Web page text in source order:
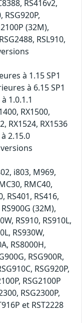
RS416v2,
RSG920P,
(32M),
RSL910,
à 1.15 SP1
à 6.15 SP1
1.0.1.1
RX1500,
RX1524, RX1536
2.15.0
i803, M969,
RMC40,
RS401, RS416,
(32M),
RS910, RS910L,
RS930W,
RS8000H,
RSG900R,
RSG920P,
RSG2100P
RSG2300P,
et RST2228